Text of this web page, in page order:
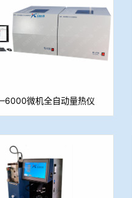
微机全自动量热仪